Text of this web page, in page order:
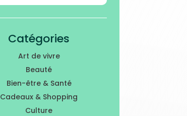
Catégories
Art de vivre
Beauté
Bien-être & Santé
Cadeaux & Shopping
Culture